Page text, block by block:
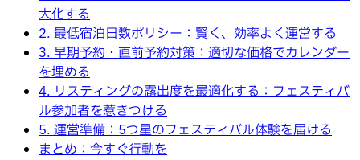
大化する
2. 最低宿泊日数ポリシー：賢く、効率よく運営する
3. 早期予約・直前予約対策：適切な価格でカレンダー
を埋める
4. リスティングの露出度を最適化する：フェスティバ
ル参加者を惹きつける
5. 運営準備：5つ星のフェスティバル体験を届ける
まとめ：今すぐ行動を